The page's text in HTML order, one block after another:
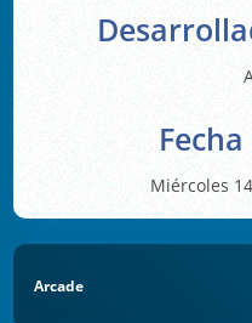
Miércoles
Arcade